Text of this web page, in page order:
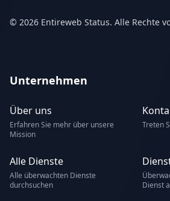
© 2026 Entireweb Status. Alle Rechte
Unternehmen
Über uns
Erfahren Sie mehr über unsere
Mission
Treten
Alle Dienste
Alle überwachten Dienste
durchsuchen
Dienst